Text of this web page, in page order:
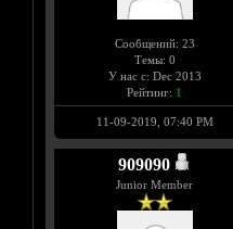
Сообщений: 23
Темы: 0
У нас с: Dec 2013
Рейтинг: 1
11-09-2019, 07:40 PM
909090
Junior Member